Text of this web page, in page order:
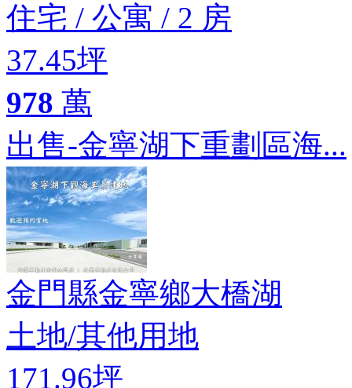
住宅 / 公寓 / 2 房
37.45坪
978 萬
出售-金寧湖下重劃區海...
金門縣金寧鄉大橋湖
土地/其他用地
171.96坪